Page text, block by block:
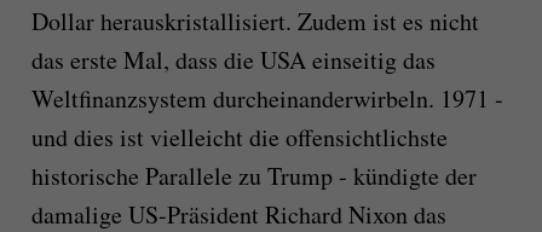
Dollar herauskristallisiert. Zudem ist es nicht
das erste Mal, dass die USA einseitig das
Weltfinanzsystem durcheinanderwirbeln. 1971 ‑
und dies ist vielleicht die offensichtlichste
historische Parallele zu Trump ‑ kündigte der
damalige US-Präsident Richard Nixon das